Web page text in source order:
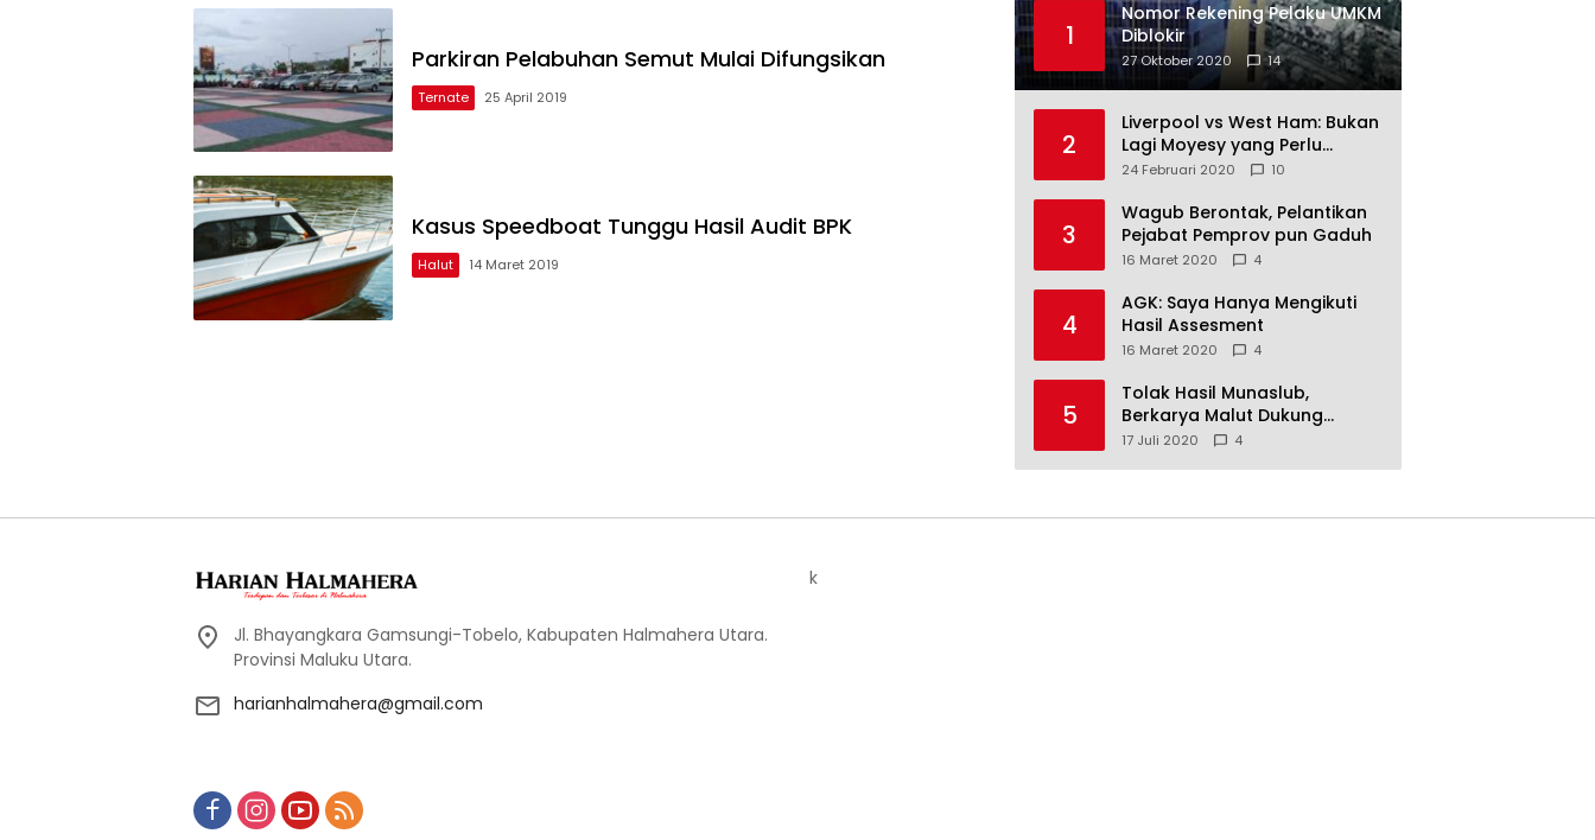
Parkiran Pelabuhan Semut Mulai Difungsikan
Ternate 25 April 2019
Kasus Speedboat Tunggu Hasil Audit BPK
Halut 14 Maret 2019
1
Nomor Rekening Pelaku UMKM
Diblokir
27 Oktober 2020 14
2
Liverpool vs West Ham: Bukan
Lagi Moyesy yang Perlu
Ditakuti
24 Februari 2020 10
3
Wagub Berontak, Pelantikan
Pejabat Pemprov pun Gaduh
16 Maret 2020 4
4
AGK: Saya Hanya Mengikuti
Hasil Assesment
16 Maret 2020 4
5
Tolak Hasil Munaslub,
Berkarya Malut Dukung
Tommy Soeharto
17 Juli 2020 4
Jl. Bhayangkara Gamsungi-Tobelo, Kabupaten Halmahera Utara.
Provinsi Maluku Utara.
harianhalmahera@gmail.com
k